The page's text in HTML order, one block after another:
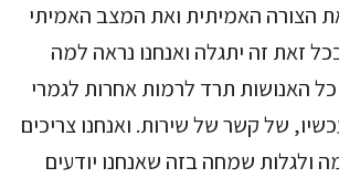
את הצורה האמיתית ואת המצב האמיתי
זאת זה יתגלה ואנחנו נראה למה
האנושות תרד לרמות אחרות לגמרי
של קשר של שירות. ואנחנו צריכים
ולגלות שמחה בזה שאנחנו יודעים